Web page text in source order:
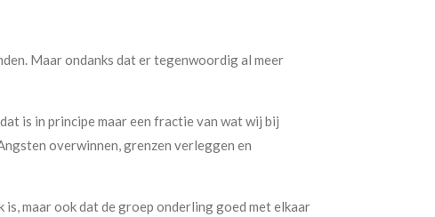
Maar ondanks dat er tegenwoordig al meer
is in principe maar een fractie van wat wij bij
overwinnen, grenzen verleggen en
maar ook dat de groep onderling goed met elkaar